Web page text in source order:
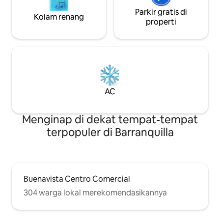
Kolam renang
Parkir gratis di
properti
AC
Menginap di dekat tempat-tempat
terpopuler di Barranquilla
Buenavista Centro Comercial
304 warga lokal merekomendasikannya